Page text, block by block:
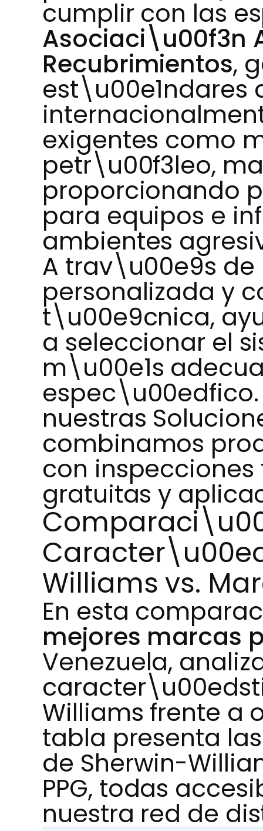
cumplir con las
Asociaci\u00f3n
Recubrimientos,
est\u00e1ndares
exigentes como
petr\u00f3leo,
proporcionando
para equipos e
ambientes
A trav\u00e9s
personalizada y
t\u00e9cnica,
a seleccionar el
m\u00e1s
nuestras
combinamos
con
gratuitas y
Williams vs.
En esta
mejores marcas
Venezuela,
Williams frente a
tabla presenta
de Sherwin-
PPG, todas
nuestra red de